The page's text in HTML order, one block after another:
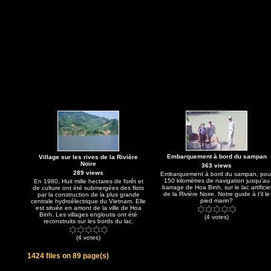
Village sur les rives de la Rivière
Noire
289 views
En 1980, Huit mille hectares de forêt et
de culture ont été submergées des flots
par la construction de la plus grande
centrale hydroélectrique du Vietnam. Elle
est située en amont de la ville de Hoa
Binh. Les villages engloutis ont été
reconstruits sur les bords du lac.
(4 votes)
Embarquement à bord du sampan
363 views
Embarquement à bord du sampan,
150 kilomètres de navigation jusqu'au
barrage de Hoa Binh, sur le lac artificiel
de la Rivière Noire. Notre guide à t'il le
pied marin?
(4 votes)
1424 files on 89 page(s)